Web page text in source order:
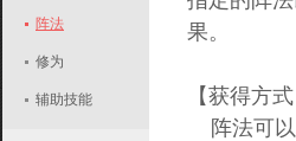
阵法
修为
辅助技能
果。
【获得方
阵法可